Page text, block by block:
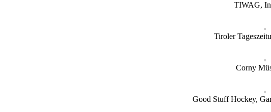
TIWAG,
Tiroler
Corny
Good Stuff Hockey,